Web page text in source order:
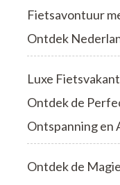
Fietsavontuur
Ontdek
Luxe
Ontdek de
Ontspanning en
Ontdek de